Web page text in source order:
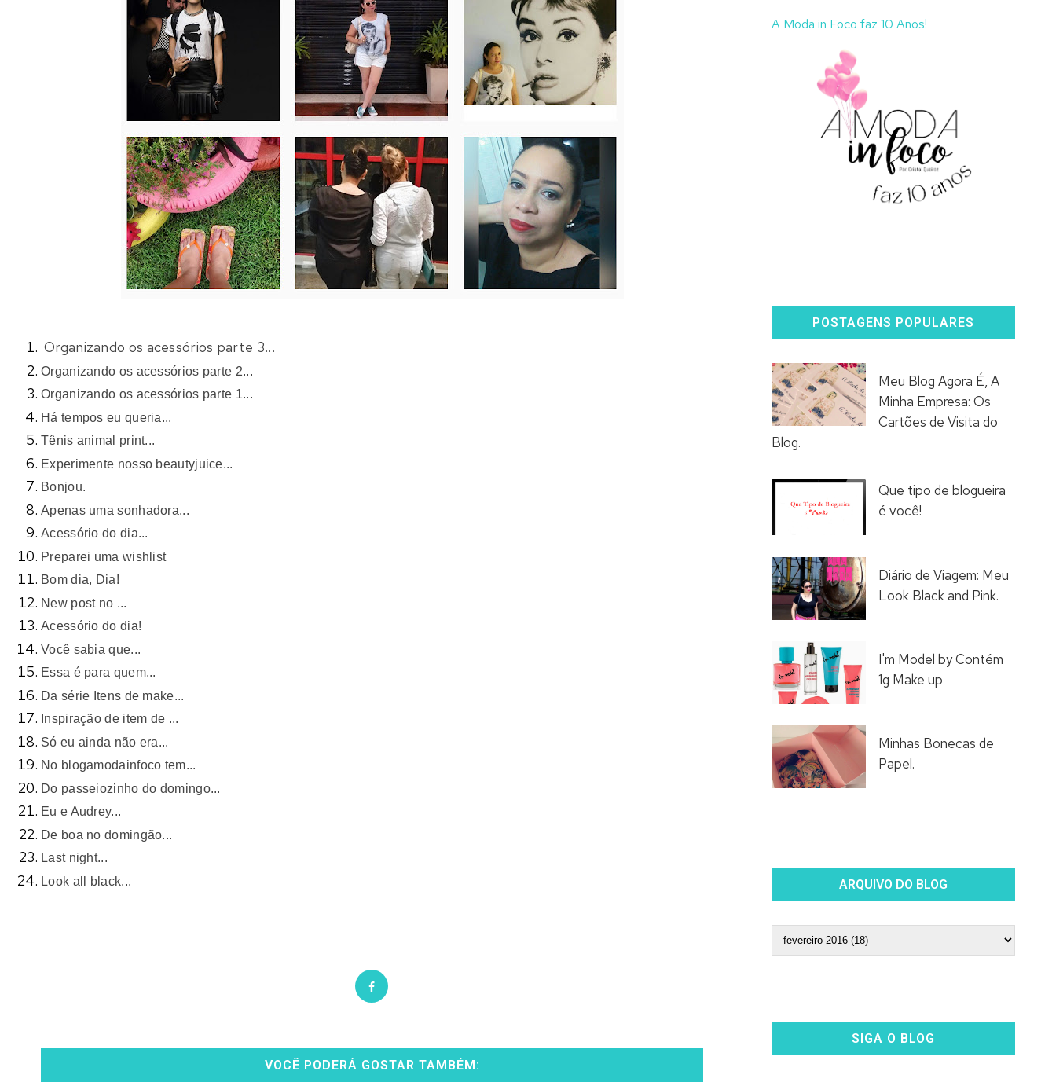
Organizando os acessórios parte 3...
Organizando os acessórios parte 2...
Organizando os acessórios parte 1...
Há tempos eu queria...
Tênis animal print...
Experimente nosso beautyjuice...
Bonjou.
Apenas uma sonhadora...
Acessório do dia...
Preparei uma wishlist
Bom dia, Dia!
New post no ...
Acessório do dia!
Você sabia que...
Essa é para quem...
Da série Itens de make...
Inspiração de item de ...
Só eu ainda não era...
No blogamodainfoco tem...
Do passeiozinho do domingo...
Eu e Audrey...
De boa no domingão...
Last night...
Look all black...
VOCÊ PODERÁ GOSTAR TAMBÉM:
A Moda in Foco faz 10 Anos!
POSTAGENS POPULARES
Meu Blog Agora É, A
Minha Empresa: Os
Cartões de Visita do
Blog.
Que tipo de blogueira
é você!
Diário de Viagem: Meu
Look Black and Pink.
I'm Model by Contém
1g Make up
Minhas Bonecas de
Papel.
ARQUIVO DO BLOG
SIGA O BLOG